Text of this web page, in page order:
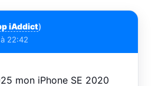
iAddict)
22:42
mon iPhone SE 2020